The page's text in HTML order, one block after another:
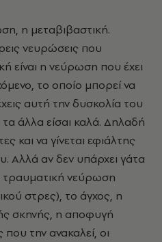
η μεταβιβαστική.
νευρώσεις που
είναι η νεύρωση που έχει
το οποίο μπορεί να
αυτή την δυσκολία του
άλλα είσαι καλά. Δηλαδή
και να γίνεται εφιάλτης
Αλλά αν δεν υπάρχει γάτα
τραυματική νεύρωση
στρες), το άγχος, η
σκηνής, η αποφυγή
την ανακαλεί, οι